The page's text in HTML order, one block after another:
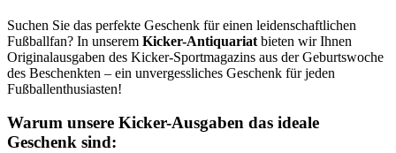
Suchen Sie das perfekte Geschenk für einen leidenschaftlichen
Fußballfan? In unserem Kicker-Antiquariat bieten wir Ihnen
Originalausgaben des Kicker-Sportmagazins aus der Geburtswoche
des Beschenkten – ein unvergessliches Geschenk für jeden
Fußballenthusiasten!
Warum unsere Kicker-Ausgaben das ideale
Geschenk sind: